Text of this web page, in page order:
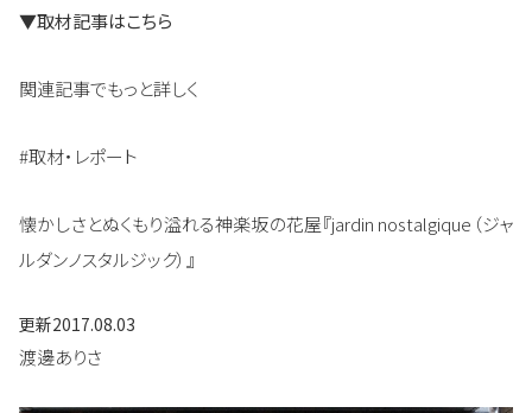
▼取材記事はこちら
関連記事でもっと詳しく
#取材・レポート
懐かしさとぬくもり溢れる神楽坂の花屋『jardin nostalgique（ジャ
ルダンノスタルジック）』
更新2017.08.03
渡邊ありさ